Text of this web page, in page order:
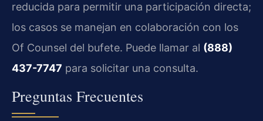
reducida para permitir una participación directa;
los casos se manejan en colaboración con los
Of Counsel del bufete. Puede llamar al (888)
437-7747 para solicitar una consulta.
Preguntas Frecuentes